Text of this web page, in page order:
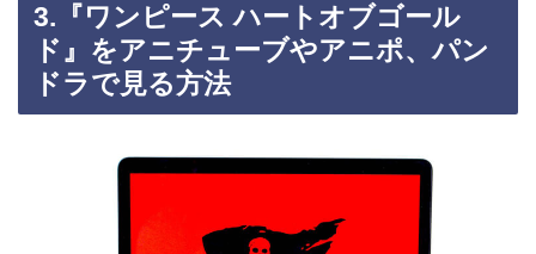
3.『ワンピース ハートオブゴール
ド』をアニチューブやアニポ、パン
ドラで見る方法